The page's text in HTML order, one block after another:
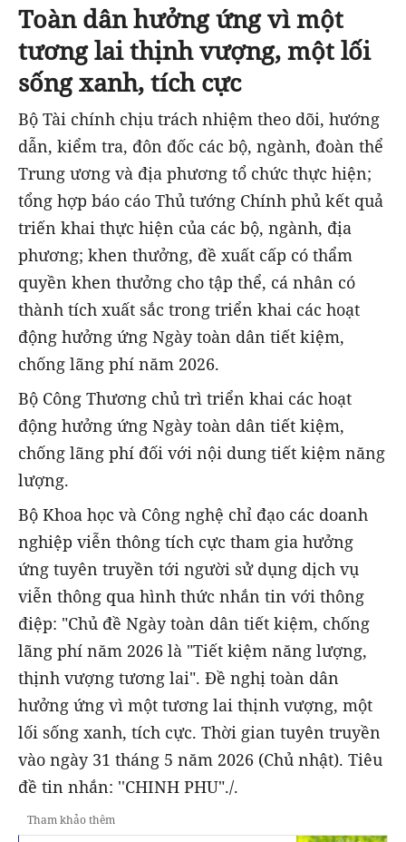
Toàn dân hưởng ứng vì một
tương lai thịnh vượng, một lối
sống xanh, tích cực
Bộ Tài chính chịu trách nhiệm theo dõi, hướng
dẫn, kiểm tra, đôn đốc các bộ, ngành, đoàn thể
Trung ương và địa phương tổ chức thực hiện;
tổng hợp báo cáo Thủ tướng Chính phủ kết quả
triến khai thực hiện của các bộ, ngành, địa
phương; khen thưởng, đề xuất cấp có thẩm
quyền khen thưởng cho tập thể, cá nhân có
thành tích xuất sắc trong triển khai các hoạt
động hưởng ứng Ngày toàn dân tiết kiệm,
chống lãng phí năm 2026.
Bộ Công Thương chủ trì triển khai các hoạt
động hưởng ứng Ngày toàn dân tiết kiệm,
chống lãng phí đối với nội dung tiết kiệm năng
lượng.
Bộ Khoa học và Công nghệ chỉ đạo các doanh
nghiệp viễn thông tích cực tham gia hưởng
ứng tuyên truyền tới người sử dụng dịch vụ
viễn thông qua hình thức nhắn tin với thông
điệp: "Chủ đề Ngày toàn dân tiết kiệm, chống
lãng phí năm 2026 là "Tiết kiệm năng lượng,
thịnh vượng tương lai". Đề nghị toàn dân
hưởng ứng vì một tương lai thịnh vượng, một
lối sống xanh, tích cực. Thời gian tuyên truyền
vào ngày 31 tháng 5 năm 2026 (Chủ nhật). Tiêu
đề tin nhắn: ''CHINH PHU"./.
Tham khảo thêm